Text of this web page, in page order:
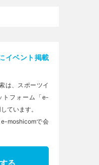
イベント掲載
は、スポーツイ
トフォーム「e-
ています。
moshicomで会
る